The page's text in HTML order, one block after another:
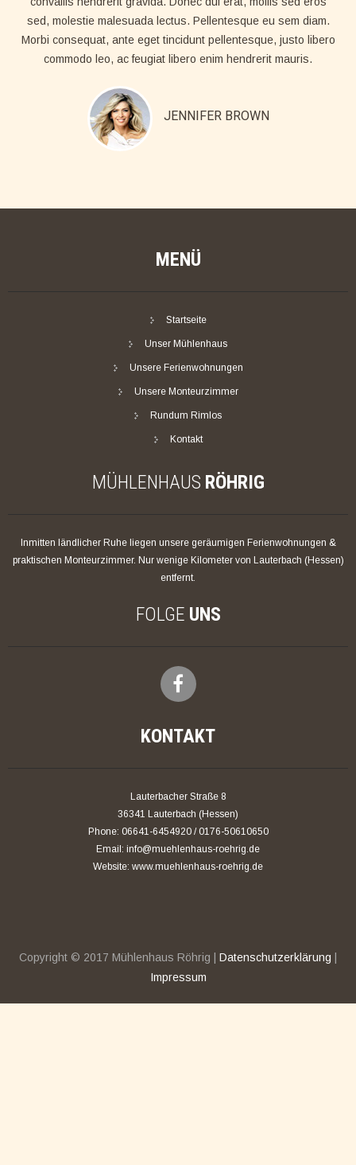
sed, molestie malesuada lectus. Pellentesque eu sem diam.
Morbi consequat, ante eget tincidunt pellentesque, justo libero
commodo leo, ac feugiat libero enim hendrerit mauris.
JENNIFER BROWN
MENÜ
Startseite
Unser Mühlenhaus
Unsere Ferienwohnungen
Unsere Monteurzimmer
Rundum Rimlos
Kontakt
MÜHLENHAUS RÖHRIG
Inmitten ländlicher Ruhe liegen unsere geräumigen Ferienwohnungen &
praktischen Monteurzimmer. Nur wenige Kilometer von Lauterbach (Hessen)
entfernt.
FOLGE UNS
KONTAKT
Lauterbacher Straße 8
36341 Lauterbach (Hessen)
Phone: 06641-6454920 / 0176-50610650
Email: info@muehlenhaus-roehrig.de
Website: www.muehlenhaus-roehrig.de
Copyright © 2017 Mühlenhaus Röhrig | Datenschutzerklärung
Impressum